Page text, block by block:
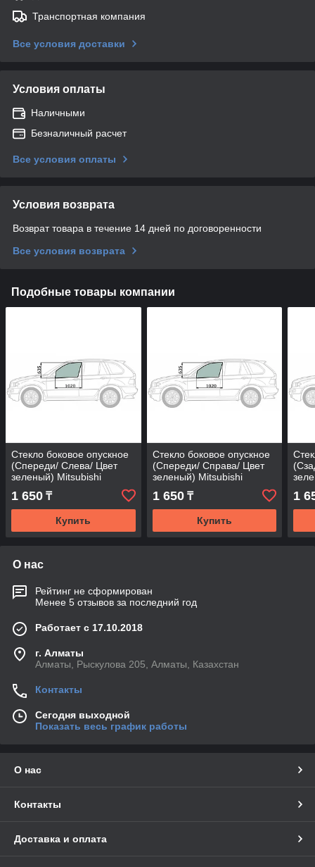
Транспортная компания
Все условия доставки
Условия оплаты
Наличными
Безналичный расчет
Все условия оплаты
Условия возврата
Возврат товара в течение 14 дней по договоренности
Все условия возврата
Подобные товары компании
Стекло боковое опускное
(Спереди/ Слева/ Цвет
зеленый) Mitsubishi
Chariot 83-91 / Space
Wagon 85-91
1 650 ₸
Купить
Стекло боковое опускное
(Спереди/ Справа/ Цвет
зеленый) Mitsubishi
Chariot 83-91 / Space
Wagon 85-91
1 650₸
Купить
1
О нас
Рейтинг не сформирован
Менее 5 отзывов за последний год
Работает с 17.10.2018
г. Алматы
Алматы, Рыскулова 205, Алматы, Казахстан
Контакты
Сегодня выходной
Показать весь график работы
О нас
Контакты
Доставка и оплата